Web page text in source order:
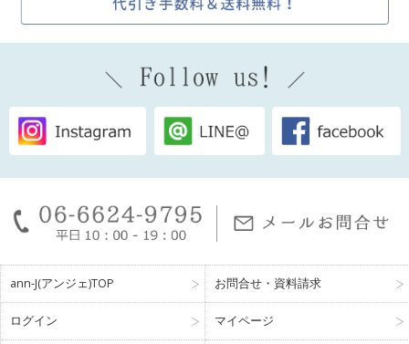
ann-J(アンジェ)TOP お問合せ・資料請求
ログイン マイページ